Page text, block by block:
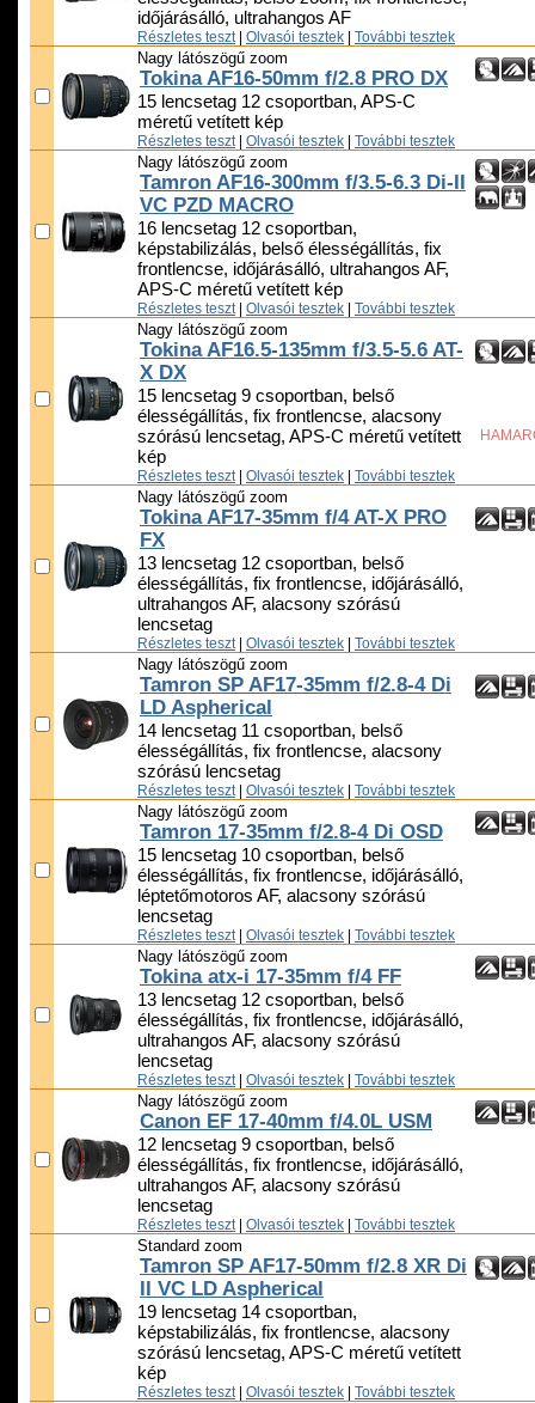
időjárásálló, ultrahangos AF
Részletes teszt Olvasói tesztek További tesztek
Nagy látószögű zoom
Tokina AF16-50mm f/2.8 PRO DX
15 lencsetag 12 csoportban, APS-C
méretű vetített kép
Részletes teszt Olvasói tesztek További tesztek
Nagy látószögű zoom
Tamron AF16-300mm f/3.5-6.3 Di-II
VC PZD MACRO
16 lencsetag 12 csoportban,
képstabilizálás, belső élességállítás, fix
frontlencse, időjárásálló, ultrahangos AF,
APS-C méretű vetített kép
Részletes teszt Olvasói tesztek További tesztek
Nagy látószögű zoom
Tokina AF16.5-135mm f/3.5-5.6 AT-
X DX
15 lencsetag 9 csoportban, belső
élességállítás, fix frontlencse, alacsony
szórású lencsetag, APS-C méretű vetített
kép
Részletes teszt Olvasói tesztek További tesztek
Nagy látószögű zoom
Tokina AF17-35mm f/4 AT-X PRO
FX
13 lencsetag 12 csoportban, belső
élességállítás, fix frontlencse, időjárásálló,
ultrahangos AF, alacsony szórású
lencsetag
Részletes teszt Olvasói tesztek További tesztek
Nagy látószögű zoom
Tamron SP AF17-35mm f/2.8-4 Di
LD Aspherical
14 lencsetag 11 csoportban, belső
élességállítás, fix frontlencse, alacsony
szórású lencsetag
Részletes teszt Olvasói tesztek További tesztek
Nagy látószögű zoom
Tamron 17-35mm f/2.8-4 Di OSD
15 lencsetag 10 csoportban, belső
élességállítás, fix frontlencse, időjárásálló,
léptetőmotoros AF, alacsony szórású
lencsetag
Részletes teszt Olvasói tesztek További tesztek
Nagy látószögű zoom
Tokina atx-i 17-35mm f/4 FF
13 lencsetag 12 csoportban, belső
élességállítás, fix frontlencse, időjárásálló,
ultrahangos AF, alacsony szórású
lencsetag
Részletes teszt Olvasói tesztek További tesztek
Nagy látószögű zoom
Canon EF 17-40mm f/4.0L USM
12 lencsetag 9 csoportban, belső
élességállítás, fix frontlencse, időjárásálló,
ultrahangos AF, alacsony szórású
lencsetag
Részletes teszt Olvasói tesztek További tesztek
Standard zoom
Tamron SP AF17-50mm f/2.8 XR Di
II VC LD Aspherical
19 lencsetag 14 csoportban,
képstabilizálás, fix frontlencse, alacsony
szórású lencsetag, APS-C méretű vetített
kép
Részletes teszt Olvasói tesztek További tesztek